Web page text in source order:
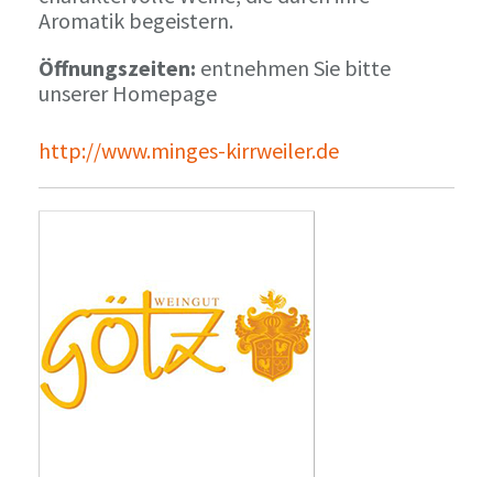
Aromatik begeistern.
Öffnungszeiten: entnehmen Sie bitte
unserer Homepage
http://www.minges-kirrweiler.de